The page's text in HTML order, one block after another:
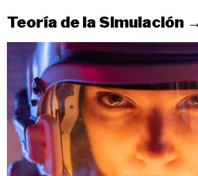
Teoría de la Simulación